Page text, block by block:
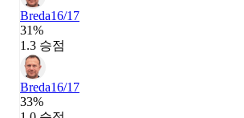
Breda16/17
31%
1.3 승점
Breda16/17
33%